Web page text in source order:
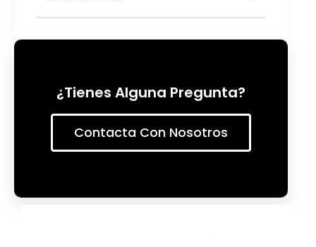
¿Tienes Alguna Pregunta?
Contacta Con Nosotros